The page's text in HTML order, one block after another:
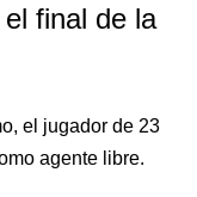
final de la
el jugador de 23
agente libre.